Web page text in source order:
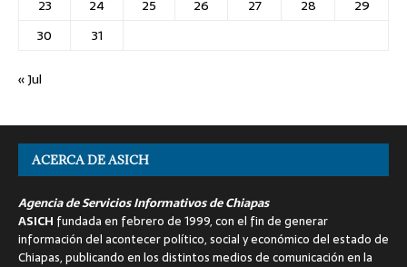
23
24 25 26 27 28
29
30
31
« Jul
ACERCA DE ASICH
Agencia de Servicios Informativos de Chiapas
ASICH fundada en febrero de 1999, con el fin de generar
información del acontecer político, social y económico del estado de
Chiapas, publicando en los distintos medios de comunicación en la